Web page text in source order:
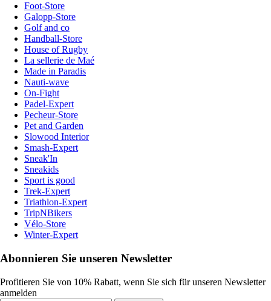
Foot-Store
Galopp-Store
Golf and co
Handball-Store
House of Rugby
La sellerie de Maé
Made in Paradis
Nauti-wave
On-Fight
Padel-Expert
Pecheur-Store
Pet and Garden
Slowood Interior
Smash-Expert
Sneak'In
Sneakids
Sport is good
Trek-Expert
Triathlon-Expert
TripNBikers
Vélo-Store
Winter-Expert
Abonnieren Sie unseren Newsletter
Profitieren Sie von 10% Rabatt, wenn Sie sich für unseren Newsletter
anmelden